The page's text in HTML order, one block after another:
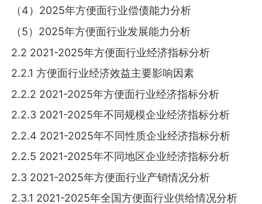
（4）2025年方便面行业偿债能力分析
（5）2025年方便面行业发展能力分析
2.2 2021-2025年方便面行业经济指标分析
2.2.1 方便面行业经济效益主要影响因素
2.2.2 2021-2025年方便面行业经济指标分析
2.2.3 2021-2025年不同规模企业经济指标分析
2.2.4 2021-2025年不同性质企业经济指标分析
2.2.5 2021-2025年不同地区企业经济指标分析
2.3 2021-2025年方便面行业产销情况分析
2.3.1 2021-2025年全国方便面行业供给情况分析